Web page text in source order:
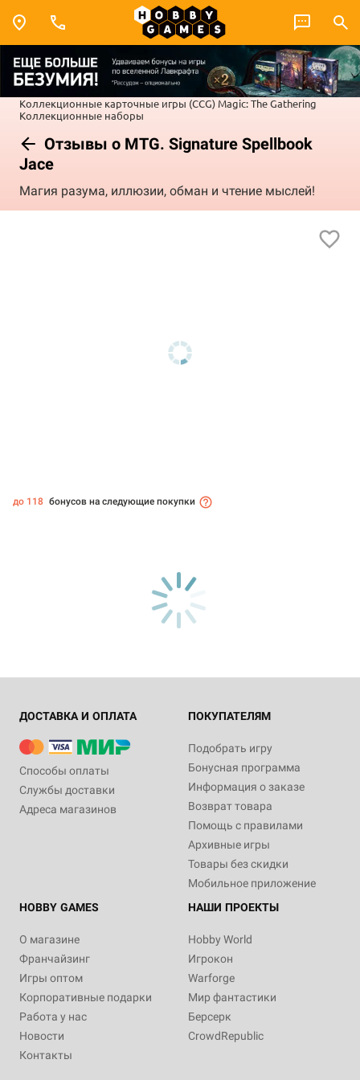
Коллекционные карточные игры (CCG) Magic: The Gathering
Коллекционные наборы
Отзывы о MTG. Signature Spellbook
Jace
Магия разума, иллюзии, обман и чтение мыслей!
до 118 бонусов на следующие покупки
ДОСТАВКА И ОПЛАТА
Способы оплаты
Службы доставки
Адреса магазинов
ПОКУПАТЕЛЯМ
Подобрать игру
Бонусная программа
Информация о заказе
Возврат товара
Помощь с правилами
Архивные игры
Товары без скидки
Мобильное приложение
HOBBY GAMES
О магазине
Франчайзинг
Игры оптом
Корпоративные подарки
Работа у нас
Новости
Контакты
НАШИ ПРОЕКТЫ
Hobby World
Игрокон
Warforge
Мир фантастики
Берсерк
CrowdRepublic